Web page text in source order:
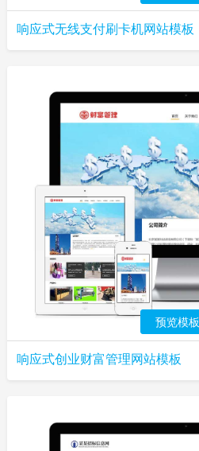
响应式无线支付刷卡机网站模板
预览模板
响应式创业财富管理网站模板